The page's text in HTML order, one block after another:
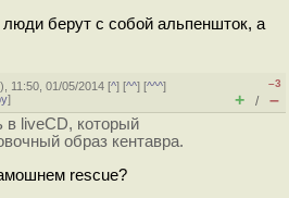
берут с собой альпеншток, а
), 11:50, 01/05/2014 [^] [^^] [^^^]
]
–3
+ / –
в liveCD, который
образ кентавра.
rescue?